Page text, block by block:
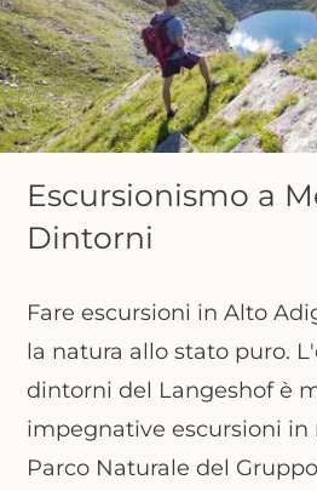
Escursionismo a
Dintorni
Fare escursioni in Alto
la natura allo stato puro.
dintorni del Langeshof è
impegnative escursioni in
Parco Naturale del